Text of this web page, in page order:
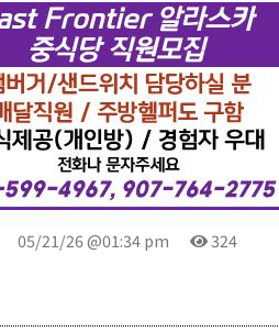
05/21/26 @01:34 pm 324